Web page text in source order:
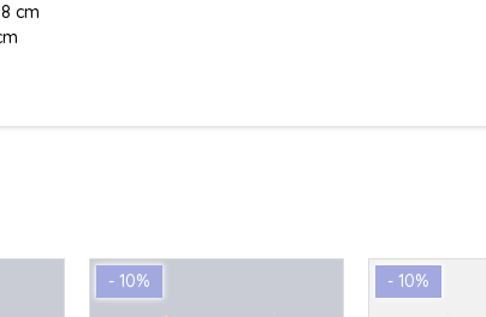
cm
- 10% - 10%